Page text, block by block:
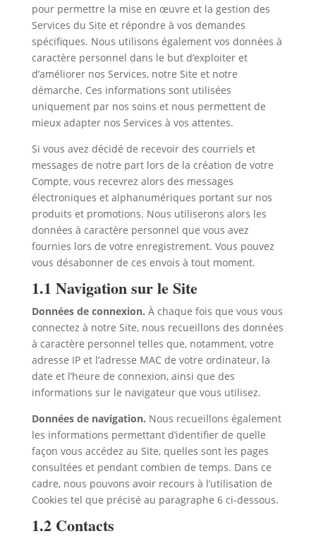
pour permettre la mise en œuvre et la gestion des
Services du Site et répondre à vos demandes
spécifiques. Nous utilisons également vos données à
caractère personnel dans le but d’exploiter et
d’améliorer nos Services, notre Site et notre
démarche. Ces informations sont utilisées
uniquement par nos soins et nous permettent de
mieux adapter nos Services à vos attentes.
Si vous avez décidé de recevoir des courriels et
messages de notre part lors de la création de votre
Compte, vous recevrez alors des messages
électroniques et alphanumériques portant sur nos
produits et promotions. Nous utiliserons alors les
données à caractère personnel que vous avez
fournies lors de votre enregistrement. Vous pouvez
vous désabonner de ces envois à tout moment.
1.1 Navigation sur le Site
Données de connexion. À chaque fois que vous vous
connectez à notre Site, nous recueillons des données
à caractère personnel telles que, notamment, votre
adresse IP et l’adresse MAC de votre ordinateur, la
date et l’heure de connexion, ainsi que des
informations sur le navigateur que vous utilisez.
Données de navigation. Nous recueillons également
les informations permettant d’identifier de quelle
façon vous accédez au Site, quelles sont les pages
consultées et pendant combien de temps. Dans ce
cadre, nous pouvons avoir recours à l’utilisation de
Cookies tel que précisé au paragraphe 6 ci-dessous.
1.2 Contacts